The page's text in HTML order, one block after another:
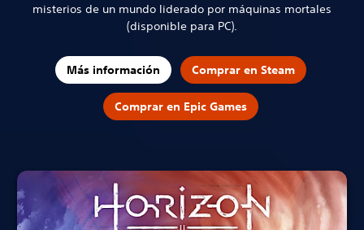
misterios de un mundo liderado por máquinas mortales
(disponible para PC).
Más información Comprar en Steam
Comprar en Epic Games